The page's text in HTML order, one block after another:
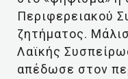
Περιφερειακού
ζητήματος.
Λαϊκής
απέδωσε στον